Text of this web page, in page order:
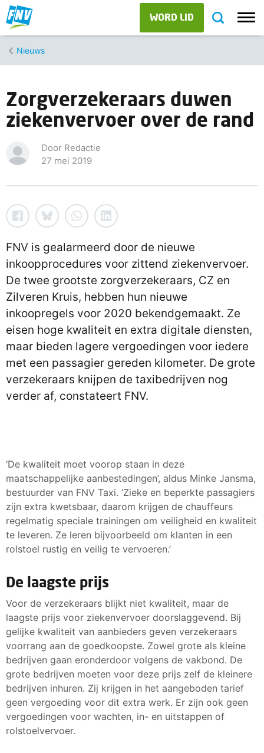
WORD LID
Nieuws
Zorgverzekeraars duwen
ziekenvervoer over de rand
Door Redactie
27 mei 2019
FNV is gealarmeerd door de nieuwe
inkoopprocedures voor zittend ziekenvervoer.
De twee grootste zorgverzekeraars, CZ en
Zilveren Kruis, hebben hun nieuwe
inkoopregels voor 2020 bekendgemaakt. Ze
eisen hoge kwaliteit en extra digitale diensten,
maar bieden lagere vergoedingen voor iedere
met een passagier gereden kilometer. De grote
verzekeraars knijpen de taxibedrijven nog
verder af, constateert FNV.
‘De kwaliteit moet voorop staan in deze
maatschappelijke aanbestedingen’, aldus Minke Jansma,
bestuurder van FNV Taxi. ‘Zieke en beperkte passagiers
zijn extra kwetsbaar, daarom krijgen de chauffeurs
regelmatig speciale trainingen om veiligheid en kwaliteit
te leveren. Ze leren bijvoorbeeld om klanten in een
rolstoel rustig en veilig te vervoeren.’
De laagste prijs
Voor de verzekeraars blijkt niet kwaliteit, maar de
laagste prijs voor ziekenvervoer doorslaggevend. Bij
gelijke kwaliteit van aanbieders geven verzekeraars
voorrang aan de goedkoopste. Zowel grote als kleine
bedrijven gaan eronderdoor volgens de vakbond. De
grote bedrijven moeten voor deze prijs zelf de kleinere
bedrijven inhuren. Zij krijgen in het aangeboden tarief
geen vergoeding voor dit extra werk. Er zijn ook geen
vergoedingen voor wachten, in- en uitstappen of
rolstoelvervoer.